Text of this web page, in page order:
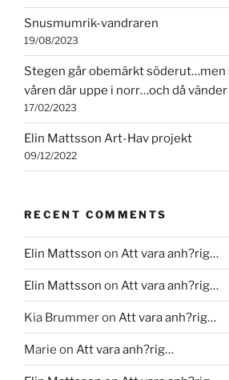
Snusmumrik-vandraren
19/08/2023
Stegen går obemärkt
våren där uppe i norr…och då
17/02/2023
Elin Mattsson Art-Hav projekt
09/12/2022
RECENT COMMENTS
Elin Mattsson on Att vara anh?rig…
Elin Mattsson on Att vara anh?rig…
Kia Brummeron Att vara anh?rig…
Marie on Att vara anh?rig…